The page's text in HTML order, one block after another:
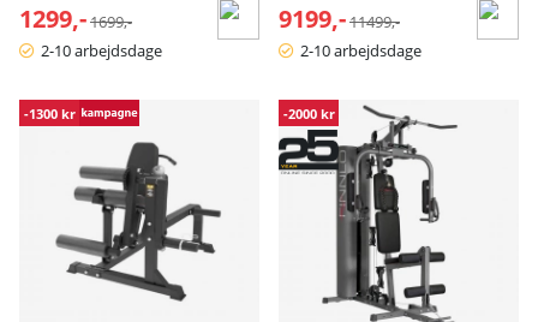
1299,- Normalpris:
1699,-
2-10 arbejdsdage
9199,- Normalpris:
11499,-
2-10 arbejdsdage
-1300 kr -2000 kr